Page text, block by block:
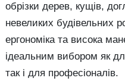
обрізки дерев, кущів,
невеликих будівельних
ергономіка та висока
ідеальним вибором як
так і для професіоналів.